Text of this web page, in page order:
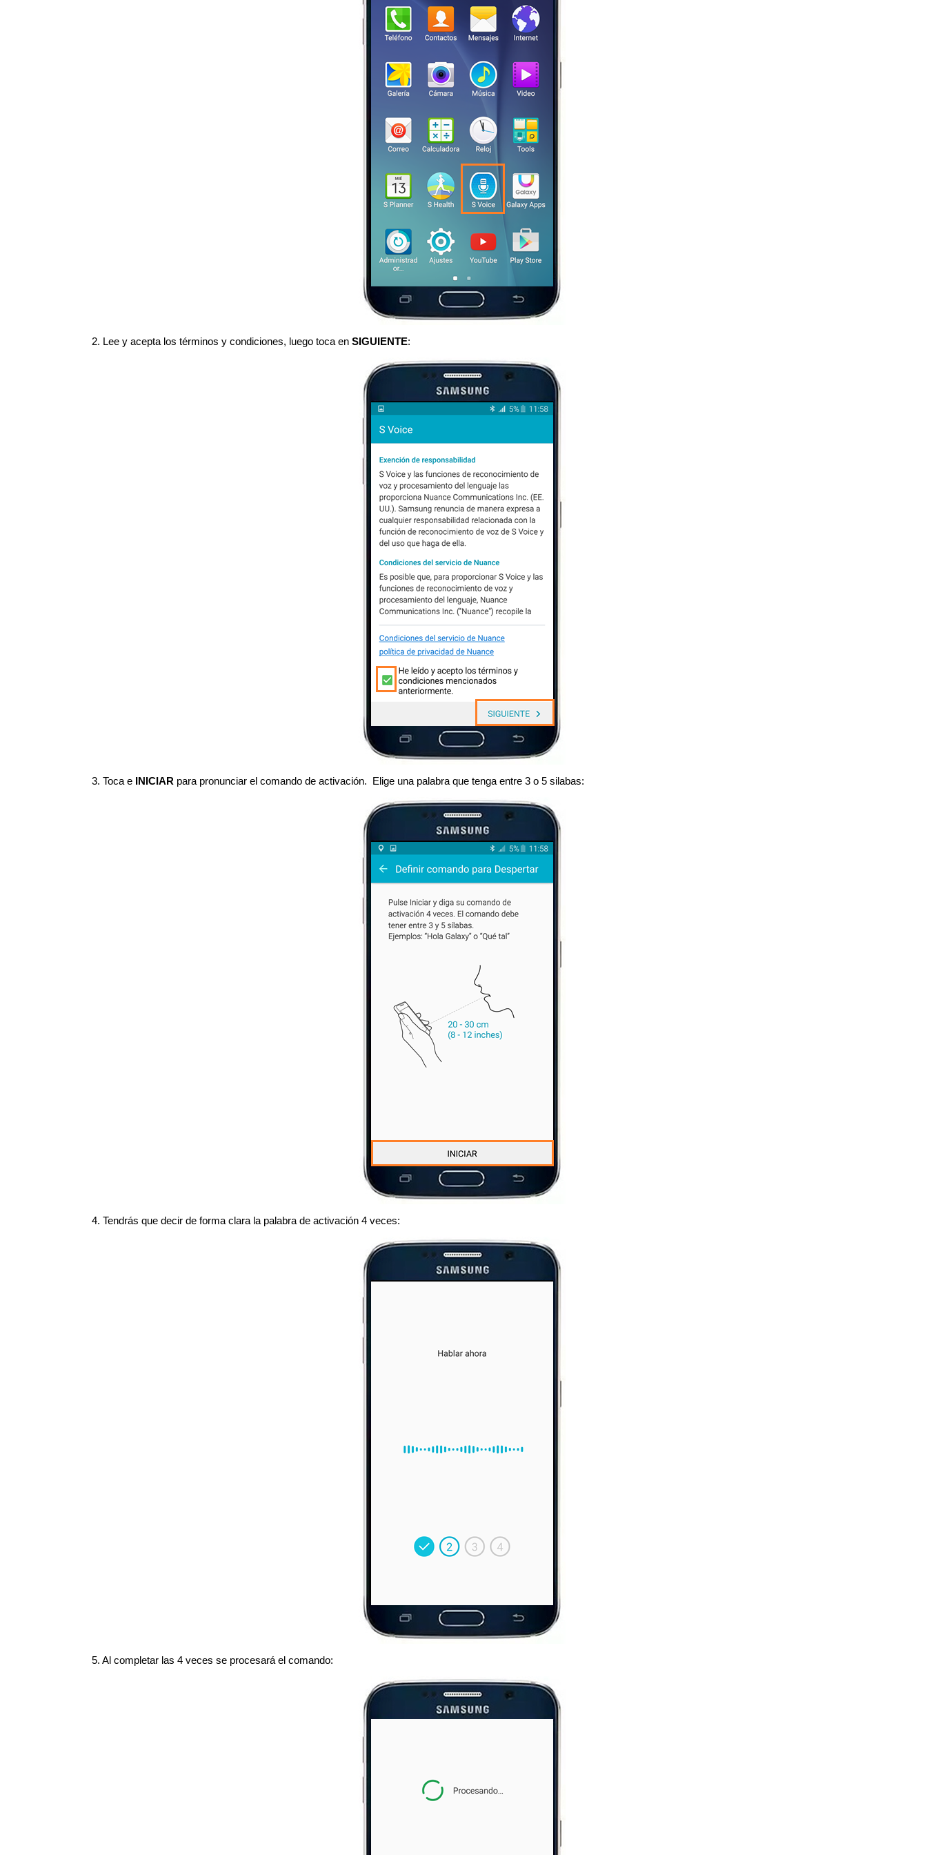
2. Lee y acepta los términos y condiciones, luego toca en SIGUIENTE:
3. Toca e INICIAR para pronunciar el comando de activación. Elige una palabra que tenga entre 3 o 5 silabas:
4. Tendrás que decir de forma clara la palabra de activación 4 veces:
5. Al completar las 4 veces se procesará el comando: